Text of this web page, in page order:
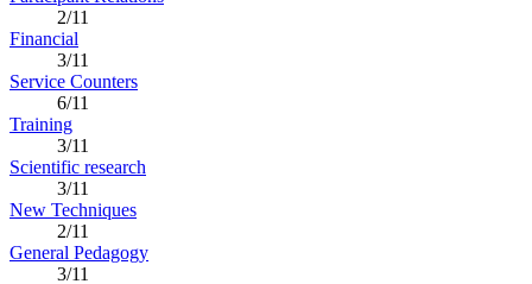
2/11
Financial
3/11
Service Counters
6/11
Training
3/11
Scientific research
3/11
New Techniques
2/11
General Pedagogy
3/11